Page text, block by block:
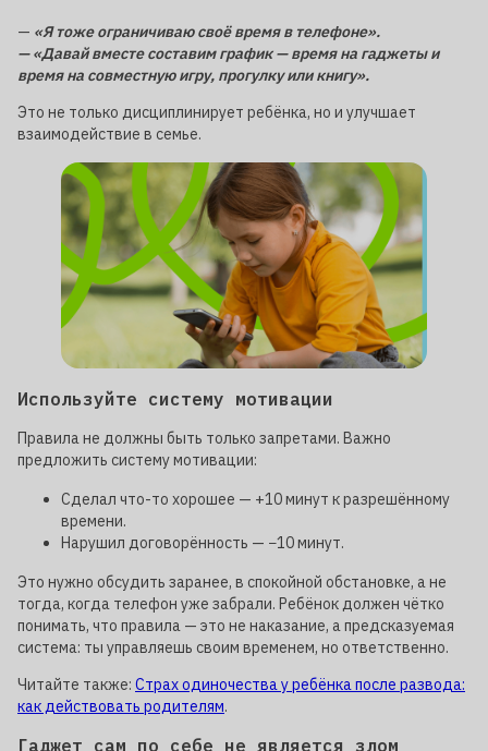
— «Я тоже ограничиваю своё время в телефоне».
— «Давай вместе составим график — время на гаджеты и
время на совместную игру, прогулку или книгу».
Это не только дисциплинирует ребёнка, но и улучшает
взаимодействие в семье.
Используйте систему мотивации
Правила не должны быть только запретами. Важно
предложить систему мотивации:
Сделал что-то хорошее — +10 минут к разрешённому
времени.
Нарушил договорённость — −10 минут.
Это нужно обсудить заранее, в спокойной обстановке, а не
тогда, когда телефон уже забрали. Ребёнок должен чётко
понимать, что правила — это не наказание, а предсказуемая
система: ты управляешь своим временем, но ответственно.
Читайте также: Страх одиночества у ребёнка после развода:
как действовать родителям.
Гаджет сам по себе не является злом